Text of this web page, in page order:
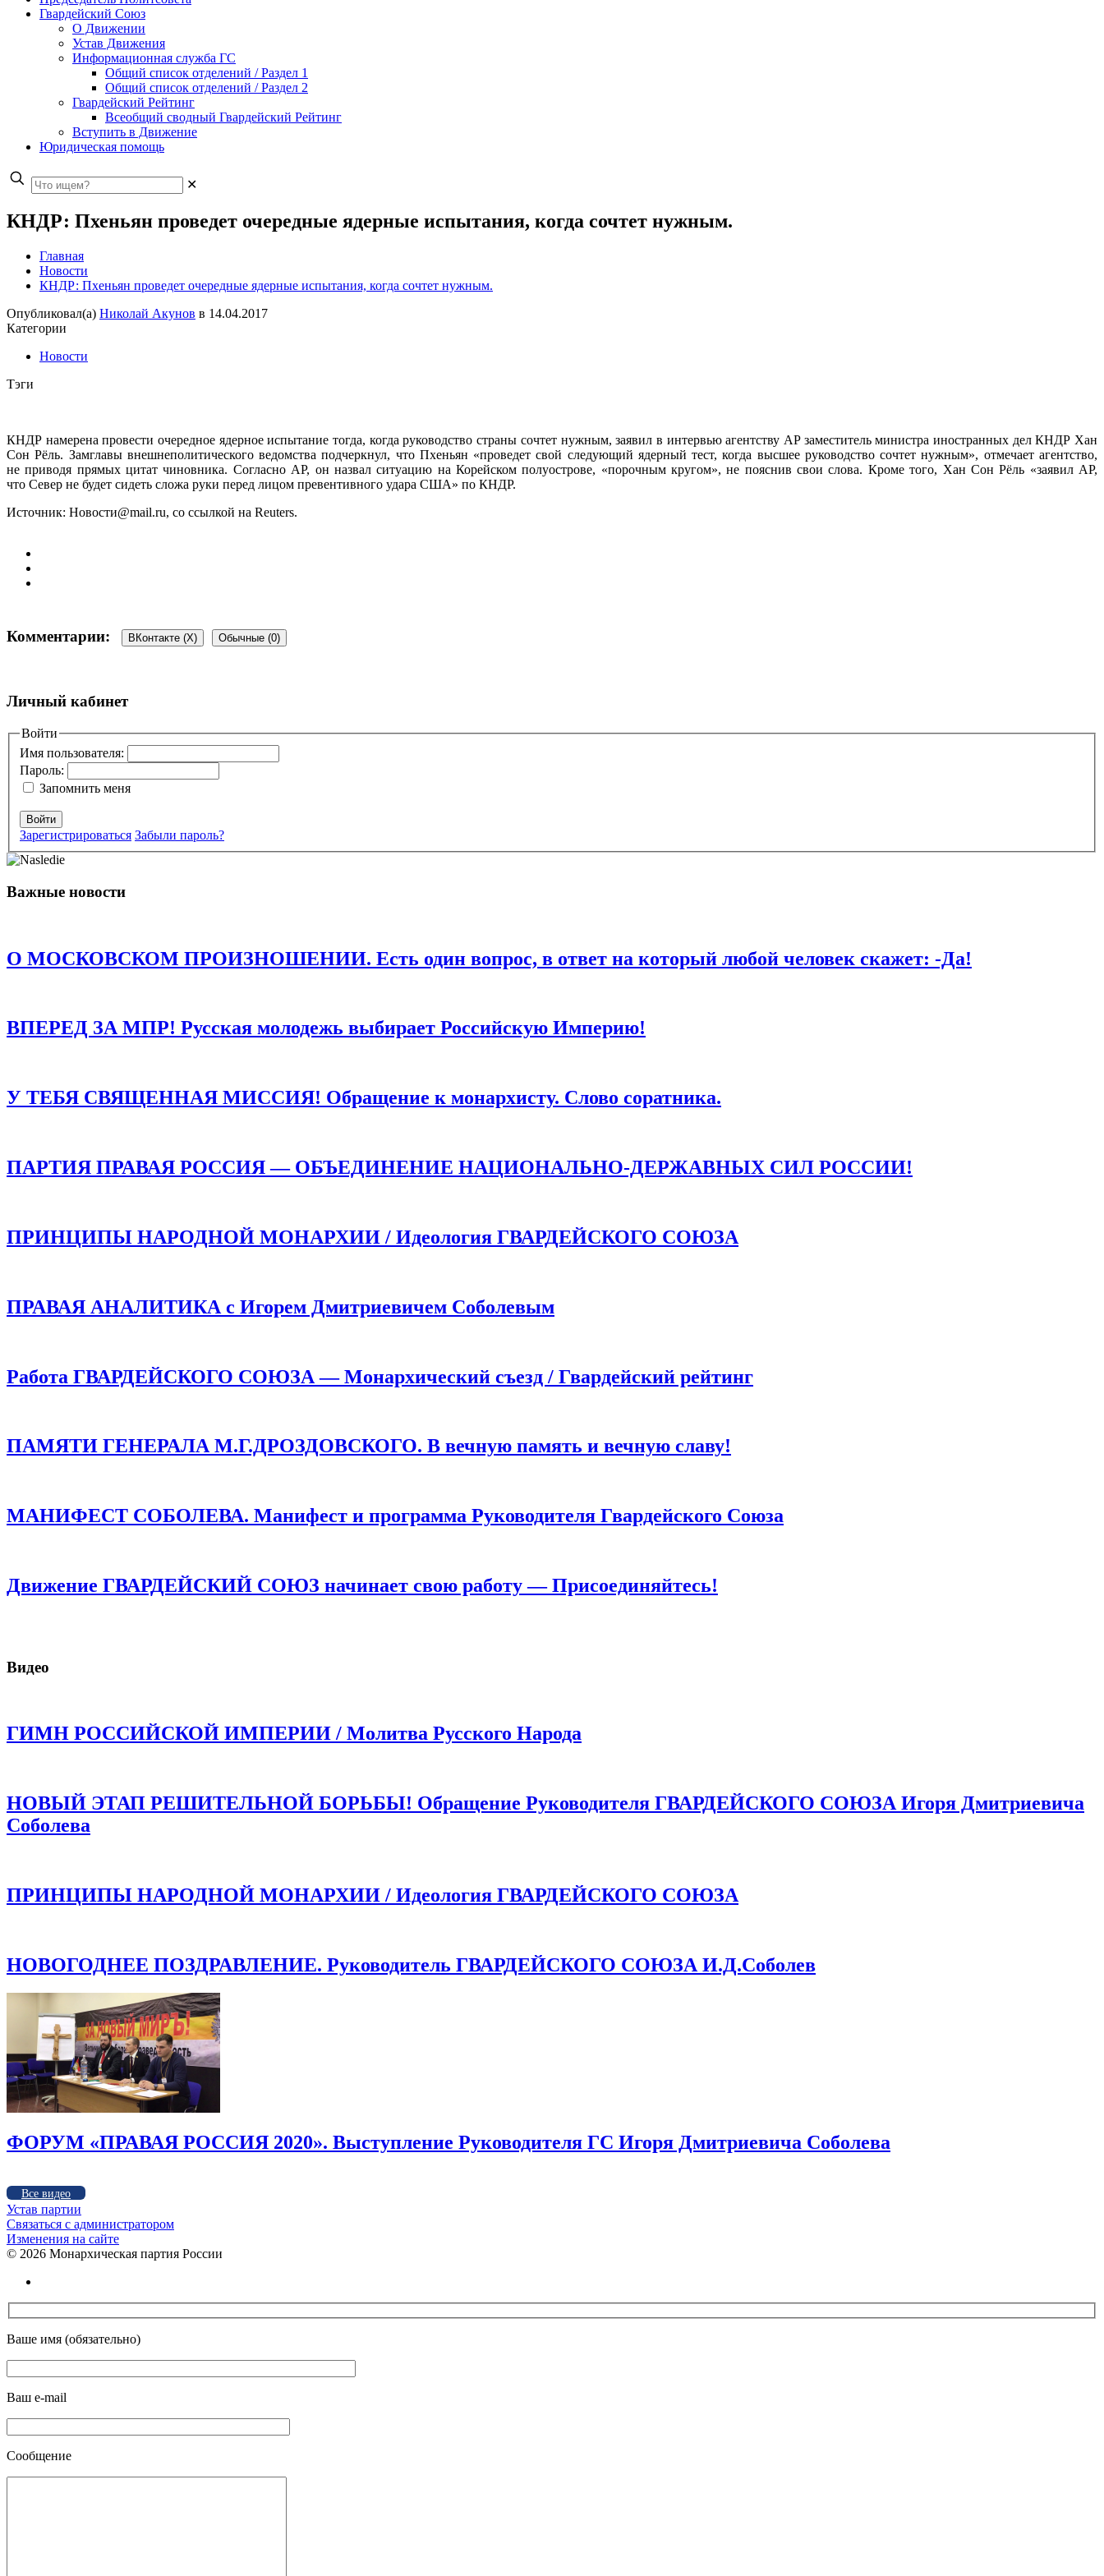
Гвардейский Союз
О Движении
Устав Движения
Информационная служба ГС
Общий список отделений / Раздел 1
Общий список отделений / Раздел 2
Гвардейский Рейтинг
Всеобщий сводный Гвардейский Рейтинг
Вступить в Движение
Юридическая помощь
✕
КНДР: Пхеньян проведет очередные ядерные испытания, когда сочтет нужным.
Главная
Новости
КНДР: Пхеньян проведет очередные ядерные испытания, когда сочтет нужным.
Опубликовал(а) Николай Акунов в 14.04.2017
Категории
Новости
Тэги
КНДР намерена провести очередное ядерное испытание тогда, когда руководство страны сочтет нужным, заявил в интервью агентству AP заместитель министра иностранных дел КНДР Хан
Сон Рёль. Замглавы внешнеполитического ведомства подчеркнул, что Пхеньян «проведет свой следующий ядерный тест, когда высшее руководство сочтет нужным», отмечает агентство,
не приводя прямых цитат чиновника. Согласно AP, он назвал ситуацию на Корейском полуострове, «порочным кругом», не пояснив свои слова. Кроме того, Хан Сон Рёль «заявил AP,
что Север не будет сидеть сложа руки перед лицом превентивного удара США» по КНДР.
Источник: Новости@mail.ru, со ссылкой на Reuters.
Комментарии: ВКонтакте (X) Обычные (0)
Добавить комментарий
Ваш адрес email не будет опубликован. Обязательные поля помечены*
Комментарий*
Сохранить моё имя, email и адрес сайта в этом браузере для последующих моих комментариев.
Личный кабинет
Войти
Имя пользователя:
Пароль:
Запомнить меня
Войти
Зарегистрироваться Забыли пароль?
Важные новости
О МОСКОВСКОМ ПРОИЗНОШЕНИИ. Есть один вопрос, в ответ на который любой человек скажет: -Да!
ВПЕРЕД ЗА МПР! Русская молодежь выбирает Российскую Империю!
У ТЕБЯ СВЯЩЕННАЯ МИССИЯ! Обращение к монархисту. Слово соратника.
ПАРТИЯ ПРАВАЯ РОССИЯ — ОБЪЕДИНЕНИЕ НАЦИОНАЛЬНО-ДЕРЖАВНЫХ СИЛ РОССИИ!
ПРИНЦИПЫ НАРОДНОЙ МОНАРХИИ / Идеология ГВАРДЕЙСКОГО СОЮЗА
ПРАВАЯ АНАЛИТИКА с Игорем Дмитриевичем Соболевым
Работа ГВАРДЕЙСКОГО СОЮЗА — Монархический съезд / Гвардейский рейтинг
ПАМЯТИ ГЕНЕРАЛА М.Г.ДРОЗДОВСКОГО. В вечную память и вечную славу!
МАНИФЕСТ СОБОЛЕВА. Манифест и программа Руководителя Гвардейского Союза
Движение ГВАРДЕЙСКИЙ СОЮЗ начинает свою работу — Присоединяйтесь!
Видео
ГИМН РОССИЙСКОЙ ИМПЕРИИ / Молитва Русского Народа
НОВЫЙ ЭТАП РЕШИТЕЛЬНОЙ БОРЬБЫ! Обращение Руководителя ГВАРДЕЙСКОГО СОЮЗА Игоря Дмитриевича
Соболева
ПРИНЦИПЫ НАРОДНОЙ МОНАРХИИ / Идеология ГВАРДЕЙСКОГО СОЮЗА
НОВОГОДНЕЕ ПОЗДРАВЛЕНИЕ. Руководитель ГВАРДЕЙСКОГО СОЮЗА И.Д.Соболев
ФОРУМ «ПРАВАЯ РОССИЯ 2020». Выступление Руководителя ГС Игоря Дмитриевича Соболева
Все видео
Устав партии
Связаться с администратором
Изменения на сайте
© 2026 Монархическая партия России
Ваше имя (обязательно)
Ваш e-mail
Сообщение